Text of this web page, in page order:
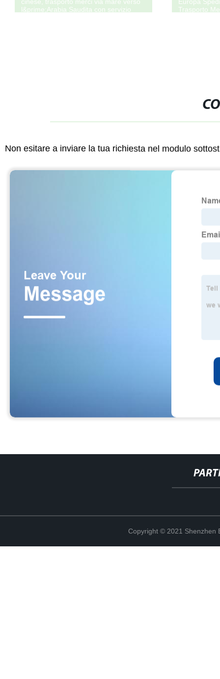
l&prime;Arabia Saudita con servizio
Trasporto
Non esitare a inviare la tua richiesta nel modulo
Copyright © 2021 Shenzhen